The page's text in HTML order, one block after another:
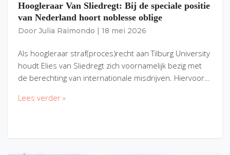
Hoogleraar Van Sliedregt: Bij de speciale positie
van Nederland hoort noblesse oblige
Door Julia Raimondo 18 mei 2026
Als hoogleraar straf(proces)recht aan Tilburg University
houdt Elies van Sliedregt zich voornamelijk bezig met
de berechting van internationale misdrijven. Hiervoor…
Lees verder »